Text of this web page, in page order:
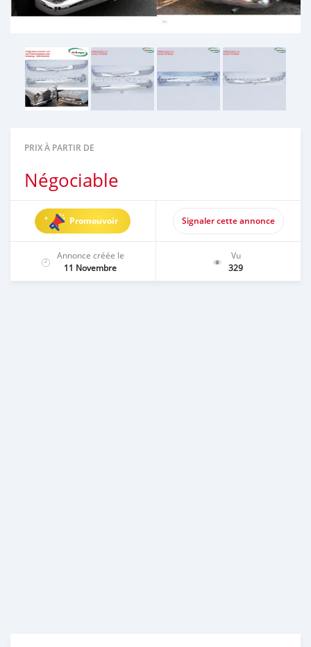
PRIX À PARTIR DE
Négociable
Promouvoir Signaler cette annonce
Annonce créée le
11 Novembre
Vu
329